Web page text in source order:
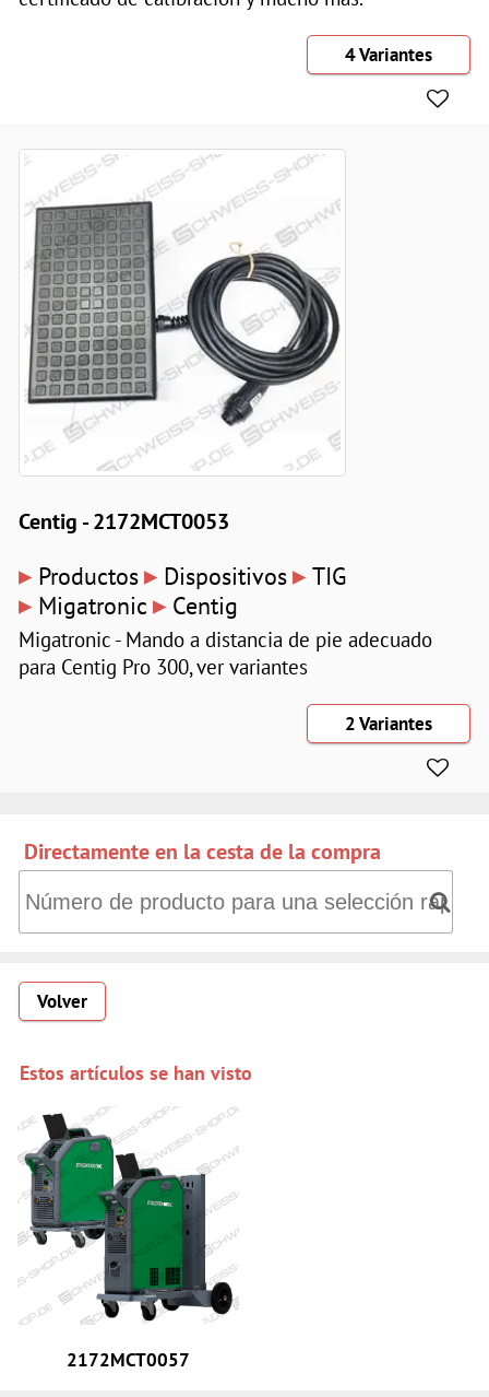
4 Variantes
Centig - 2172MCT0053
▸ Productos▸ Dispositivos▸ TIG
▸ Migatronic ▸ Centig
Migatronic - Mando a distancia de pie adecuado
para Centig Pro 300, ver variantes
2 Variantes
Directamente en la cesta de la compra
Volver
Estos artículos se han visto
2172MCT0057